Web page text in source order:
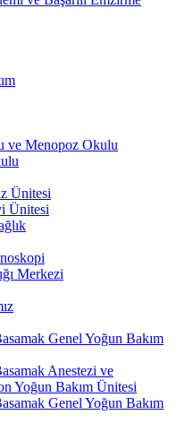
ve Menopoz Okulu
Ünitesi
Ünitesi
Merkezi
Genel Yoğun Bakım
Anestezi ve
Yoğun Bakım Ünitesi
Genel Yoğun Bakım